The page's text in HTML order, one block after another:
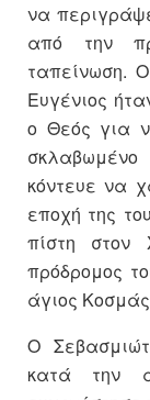
να
από την
ταπείνωση.
Ευγένιος
ο Θεός για
κόντευε να
εποχή της
πίστη στον
πρόδρομος
άγιος
Ο
κατά την